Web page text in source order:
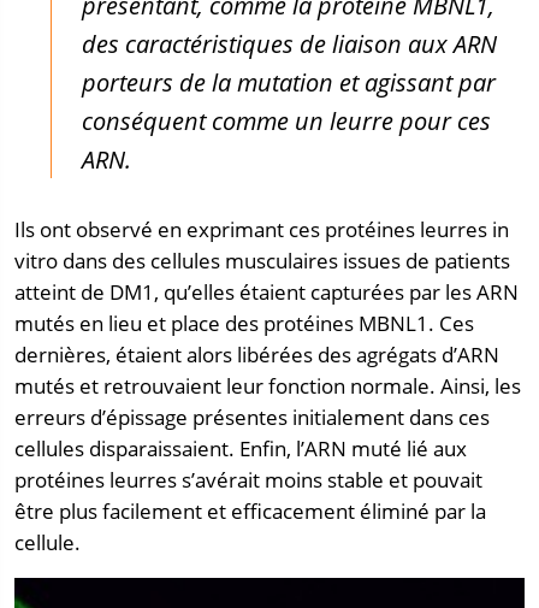
des caractéristiques de liaison aux ARN
porteurs de la mutation et agissant par
conséquent comme un leurre pour ces
ARN.
Ils ont observé en exprimant ces protéines leurres in
vitro dans des cellules musculaires issues de patients
atteint de DM1, qu’elles étaient capturées par les ARN
mutés en lieu et place des protéines MBNL1. Ces
dernières, étaient alors libérées des agrégats d’ARN
mutés et retrouvaient leur fonction normale. Ainsi, les
erreurs d’épissage présentes initialement dans ces
cellules disparaissaient. Enfin, l’ARN muté lié aux
protéines leurres s’avérait moins stable et pouvait
être plus facilement et efficacement éliminé par la
cellule.